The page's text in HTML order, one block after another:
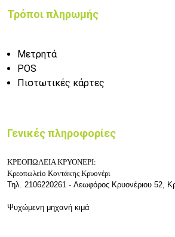
Τρόποι πληρωμής
Μετρητά
POS
Πιστωτικές κάρτες
Γενικές πληροφορίες
ΚΡΕΟΠΩΛΕΙΑ ΚΡΥΟΝΕΡΙ:
Κρεοπωλείο Κοντάκης Κρυονέρι
Τηλ. 2106220261 - Λεωφόρος Κρυονέριου 52,
Ψυχώμενη μηχανή κιμά